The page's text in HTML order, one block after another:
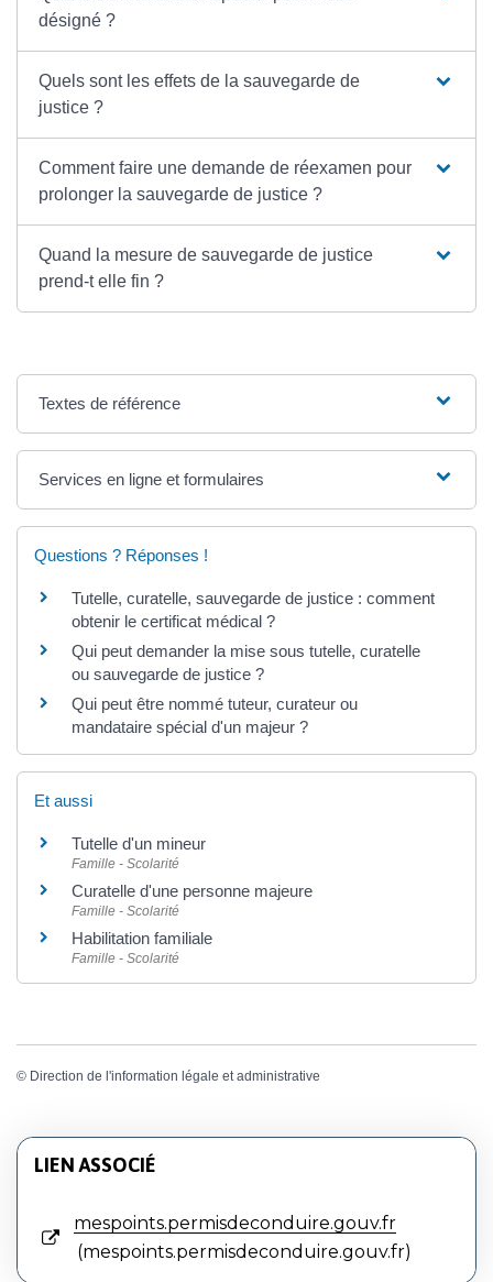
désigné ?
Quels sont les effets de la sauvegarde de
justice ?
Comment faire une demande de réexamen pour
prolonger la sauvegarde de justice ?
Quand la mesure de sauvegarde de justice
prend-t elle fin ?
Textes de référence
Services en ligne et formulaires
Questions ? Réponses !
Tutelle, curatelle, sauvegarde de justice : comment
obtenir le certificat médical ?
Qui peut demander la mise sous tutelle, curatelle
ou sauvegarde de justice ?
Qui peut être nommé tuteur, curateur ou
mandataire spécial d'un majeur ?
Et aussi
Tutelle d'un mineur
Famille - Scolarité
Curatelle d'une personne majeure
Famille - Scolarité
Habilitation familiale
Famille - Scolarité
© Direction de l'information légale et administrative
LIEN ASSOCIÉ
mespoints.permisdeconduire.gouv.fr
mespoints.permisdeconduire.gouv.fr